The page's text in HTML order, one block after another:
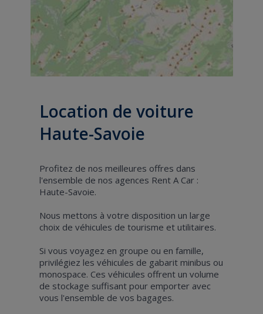
Location de voiture
Haute-Savoie
Profitez de nos meilleures offres dans
l'ensemble de nos agences Rent A Car :
Haute-Savoie.
Nous mettons à votre disposition un large
choix de véhicules de tourisme et utilitaires.
Si vous voyagez en groupe ou en famille,
privilégiez les véhicules de gabarit minibus ou
monospace. Ces véhicules offrent un volume
de stockage suffisant pour emporter avec
vous l'ensemble de vos bagages.